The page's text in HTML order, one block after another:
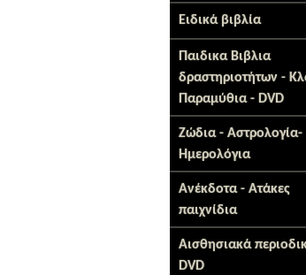
Ειδικά βιβλία
Παιδικα Βιβλια
δραστηριοτήτων -
Παραμύθια - DVD
Ζώδια - Αστρολογία-
Ημερολόγια
Ανέκδοτα - Ατάκες
παιχνίδια
Αισθησιακά
DVD